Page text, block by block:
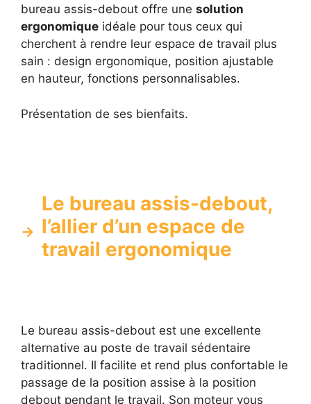
bureau assis-debout offre une solution
ergonomique idéale pour tous ceux qui
cherchent à rendre leur espace de travail plus
sain : design ergonomique, position ajustable
en hauteur, fonctions personnalisables.
Présentation de ses bienfaits.
Le bureau assis-debout,
l’allier d’un espace de
travail ergonomique
Le bureau assis-debout est une excellente
alternative au poste de travail sédentaire
traditionnel. Il facilite et rend plus confortable le
passage de la position assise à la position
debout pendant le travail. Son moteur vous